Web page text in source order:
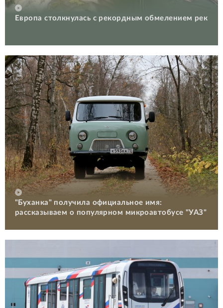
Европа столкнулась с рекордным обмелением рек
"Буханка" получила официальное имя:
рассказываем о популярном микроавтобусе "УАЗ"